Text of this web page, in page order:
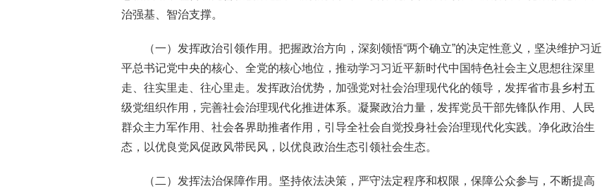
治强基、智治支撑。
（一）发挥政治引领作用。把握政治方向，深刻领悟“两个确立”的决定性意义，坚决维护习近
平总书记党中央的核心、全党的核心地位，推动学习习近平新时代中国特色社会主义思想往深里
走、往实里走、往心里走。发挥政治优势，加强党对社会治理现代化的领导，发挥省市县乡村五
级党组织作用，完善社会治理现代化推进体系。凝聚政治力量，发挥党员干部先锋队作用、人民
群众主力军作用、社会各界助推者作用，引导全社会自觉投身社会治理现代化实践。净化政治生
态，以优良党风促政风带民风，以优良政治生态引领社会生态。
（二）发挥法治保障作用。坚持依法决策，严守法定程序和权限，保障公众参与，不断提高